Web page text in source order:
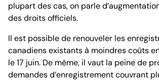
plupart des cas, on parle
des droits officiels.
Il est possible de renouveler les
canadiens existants à moindres coûts
le 17 juin. De même, il vaut la peine de
demandes d’enregistrement couvrant